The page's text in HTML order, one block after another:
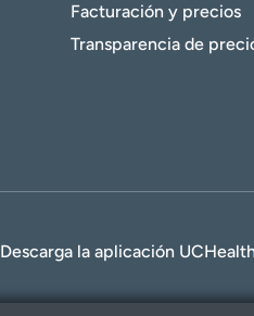
Facturación y precios
Transparencia de
Descarga la aplicación UCHealth